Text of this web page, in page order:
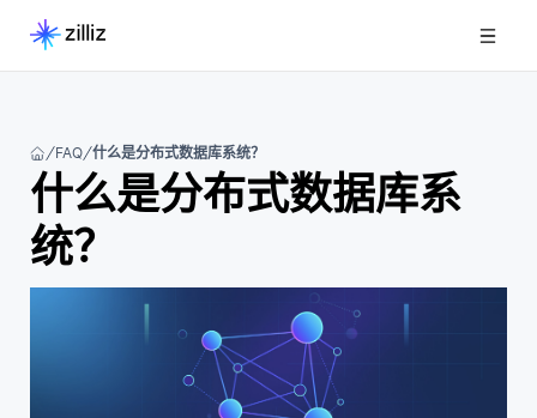
FAQ 什么是分布式数据库系统？
什么是分布式数据库系
统？